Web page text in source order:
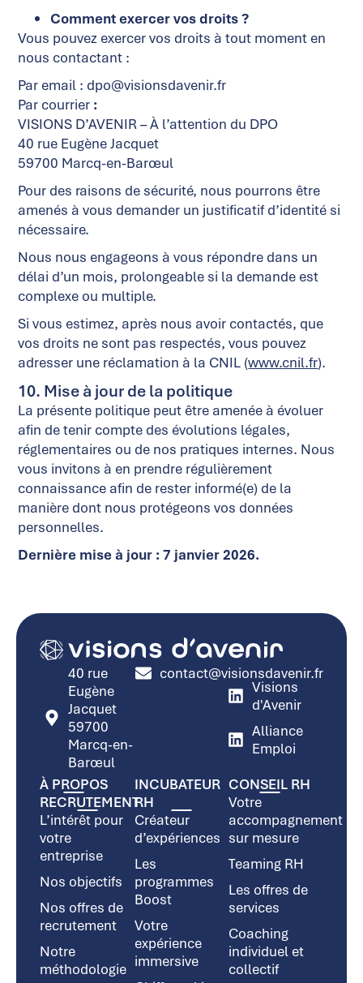
Comment exercer vos droits ?
Vous pouvez exercer vos droits à tout moment en
nous contactant :
Par email : dpo@visionsdavenir.fr
Par courrier :
VISIONS D’AVENIR – À l’attention du DPO
40 rue Eugène Jacquet
59700 Marcq-en-Barœul
Pour des raisons de sécurité, nous pourrons être
amenés à vous demander un justificatif d’identité si
nécessaire.
Nous nous engageons à vous répondre dans un
délai d’un mois, prolongeable si la demande est
complexe ou multiple.
Si vous estimez, après nous avoir contactés, que
vos droits ne sont pas respectés, vous pouvez
adresser une réclamation à la CNIL (www.cnil.fr).
10. Mise à jour de la politique
La présente politique peut être amenée à évoluer
afin de tenir compte des évolutions légales,
réglementaires ou de nos pratiques internes. Nous
vous invitons à en prendre régulièrement
connaissance afin de rester informé(e) de la
manière dont nous protégeons vos données
personnelles.
Dernière mise à jour : 7 janvier 2026.
40 rue
Eugène
Jacquet
59700
Marcq-en-
Barœul
contact@visionsdavenir.fr
Visions
d'Avenir
Alliance
Emploi
À PROPOS
RECRUTEMENT
L’intérêt pour
votre
entreprise
Nos objectifs
Nos offres de
recrutement
Notre
méthodologie
INCUBATEUR
RH
Créateur
d’expériences
Les
programmes
Boost
Votre
expérience
immersive
CONSEIL RH
Votre
accompagnement
sur mesure
Teaming RH
Les offres de
services
Coaching
individuel et
collectif